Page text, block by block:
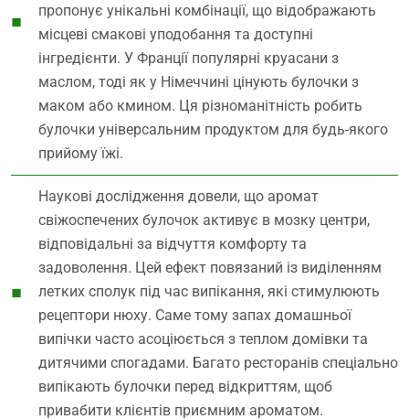
пропонує унікальні комбінації, що відображають
місцеві смакові уподобання та доступні
інгредієнти. У Франції популярні круасани з
маслом, тоді як у Німеччині цінують булочки з
маком або кмином. Ця різноманітність робить
булочки універсальним продуктом для будь-якого
прийому їжі.
Наукові дослідження довели, що аромат
свіжоспечених булочок активує в мозку центри,
відповідальні за відчуття комфорту та
задоволення. Цей ефект повязаний із виділенням
летких сполук під час випікання, які стимулюють
рецептори нюху. Саме тому запах домашньої
випічки часто асоціюється з теплом домівки та
дитячими спогадами. Багато ресторанів спеціально
випікають булочки перед відкриттям, щоб
привабити клієнтів приємним ароматом.